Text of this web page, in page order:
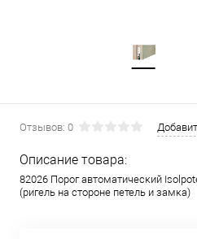
Отзывов: 0
Описание товара:
82026 Порог автоматический
(ригель на стороне петель и замка)